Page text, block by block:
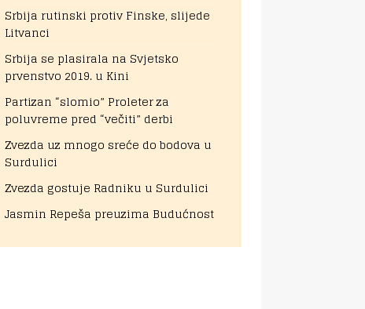
Srbija rutinski protiv Finske, slijede
Litvanci
Srbija se plasirala na Svjetsko
prvenstvo 2019. u Kini
Partizan “slomio” Proleter za
poluvreme pred “večiti” derbi
Zvezda uz mnogo sreće do bodova u
Surdulici
Zvezda gostuje Radniku u Surdulici
Jasmin Repeša preuzima Budućnost